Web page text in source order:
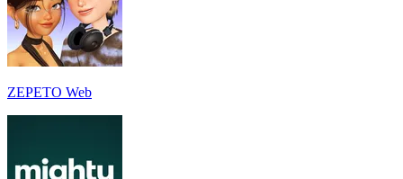
ZEPETO Web